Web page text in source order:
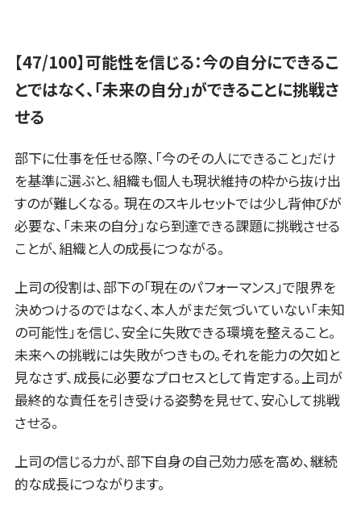
【47/100】可能性を信じる：今の自分にできるこ
とではなく、「未来の自分」ができることに挑戦さ
せる
部下に仕事を任せる際、「今のその人にできること」だけ
を基準に選ぶと、組織も個人も現状維持の枠から抜け出
すのが難しくなる。 現在のスキルセットでは少し背伸びが
必要な、「未来の自分」なら到達できる課題に挑戦させる
ことが、組織と人の成長につながる。
上司の役割は、部下の「現在のパフォーマンス」で限界を
決めつけるのではなく、本人がまだ気づいていない「未知
の可能性」を信じ、安全に失敗できる環境を整えること。
未来への挑戦には失敗がつきもの。それを能力の欠如と
見なさず、成長に必要なプロセスとして肯定する。上司が
最終的な責任を引き受ける姿勢を見せて、安心して挑戦
させる。
上司の信じる力が、部下自身の自己効力感を高め、継続
的な成長につながります。